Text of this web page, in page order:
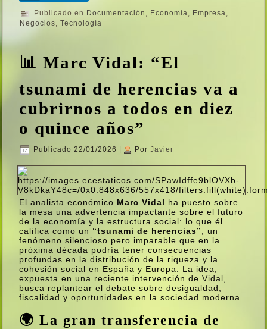
Publicado en Documentación , Economí­a, Empresa,
Negocios,Tecnologí­a
📊 Marc Vidal: “El
tsunami de herencias va a
cubrirnos a todos en diez
o quince años”
Publicado 22/01/2026 Por Javier
El analista económico Marc Vidal ha puesto sobre
la mesa una advertencia impactante sobre el futuro
de la economía y la estructura social: lo que él
califica como un “tsunami de herencias”
, un
fenómeno silencioso pero imparable que en la
próxima década podría tener consecuencias
profundas en la distribución de la riqueza y la
cohesión social en España y Europa. La idea,
expuesta en una reciente intervención de Vidal,
busca replantear el debate sobre desigualdad,
fiscalidad y oportunidades en la sociedad moderna.
🌍 La gran transferencia de